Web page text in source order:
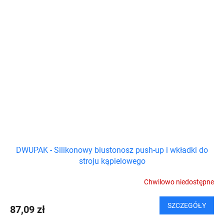
DWUPAK - Silikonowy biustonosz push-up i wkładki do
stroju kąpielowego
Chwilowo niedostępne
87,09 zł SZCZEGÓŁY